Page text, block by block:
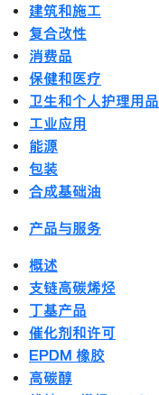
建筑和施工
复合改性
消费品
保健和医疗
卫生和个人护理用品
工业应用
能源
包装
合成基础油
产品与服务
概述
支链高碳烯烃
丁基产品
催化剂和许可
EPDM 橡胶
高碳醇